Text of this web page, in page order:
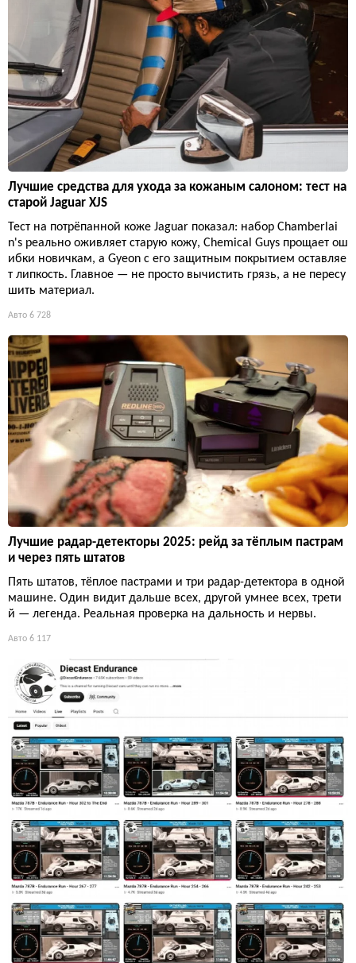
Лучшие средства для ухода за кожаным салоном: тест на
старой Jaguar XJS
Тест на потрёпанной коже Jaguar показал: набор Chamberlai
n's реально оживляет старую кожу, Chemical Guys прощает ош
ибки новичкам, а Gyeon с его защитным покрытием оставляе
т липкость. Главное — не просто вычистить грязь, а не пересу
шить материал.
Авто 6 728
Лучшие радар-детекторы 2025: рейд за тёплым пастрам
и через пять штатов
Пять штатов, тёплое пастрами и три радар-детектора в одной
машине. Один видит дальше всех, другой умнее всех, трети
й — легенда. Реальная проверка на дальность и нервы.
Авто 6 117